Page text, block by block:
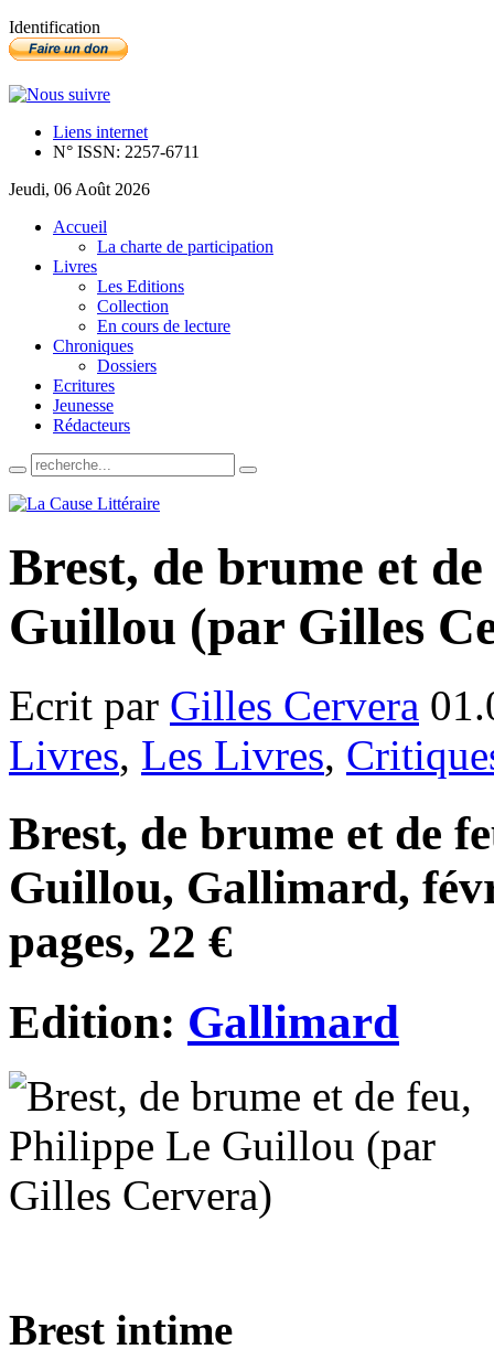
Identification
Liens internet
N° ISSN: 2257-6711
Jeudi, 06 Août 2026
Accueil
La charte de participation
Livres
Les Editions
Collection
En cours de lecture
Chroniques
Dossiers
Ecritures
Jeunesse
Rédacteurs
Brest, de brume et
Guillou (par Gilles
Ecrit par Gilles Cervera
Livres, Les Livres,
Brest, de brume et de
Guillou, Gallimard,
pages, 22 €
Edition: Gallimard
Brest intime